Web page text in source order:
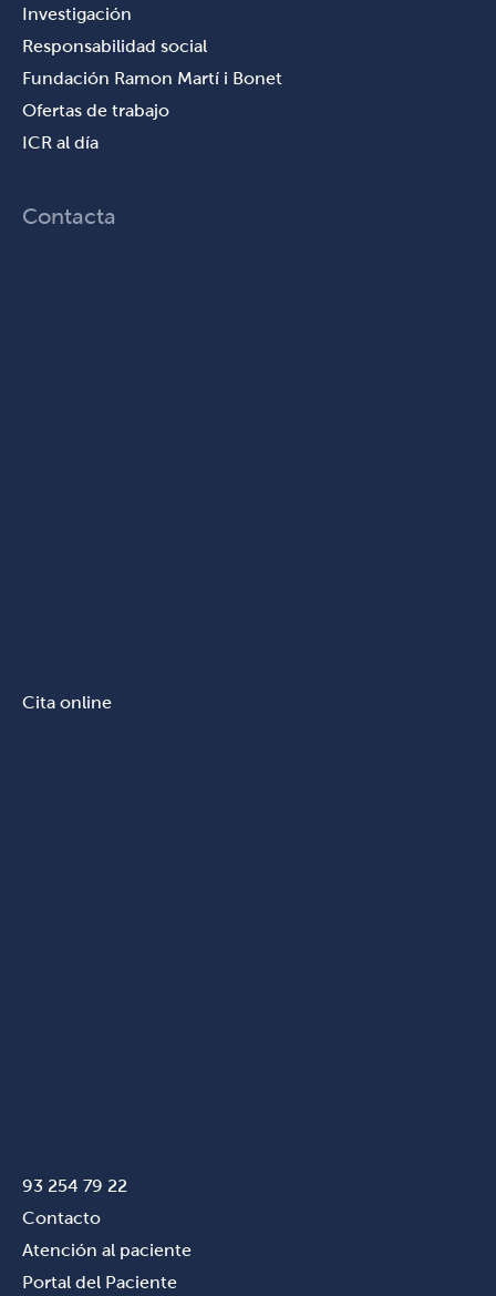
Investigación
Responsabilidad social
Fundación Ramon Martí i Bonet
Ofertas de trabajo
ICR al día
Contacta
Cita online
93 254 79 22
Contacto
Atención al paciente
Portal del Paciente